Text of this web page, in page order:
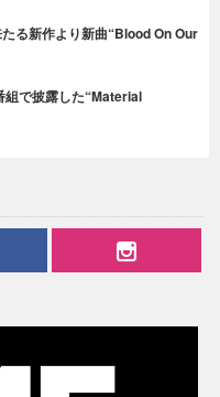
る新作より新曲“Blood On Our
組で披露した“Material